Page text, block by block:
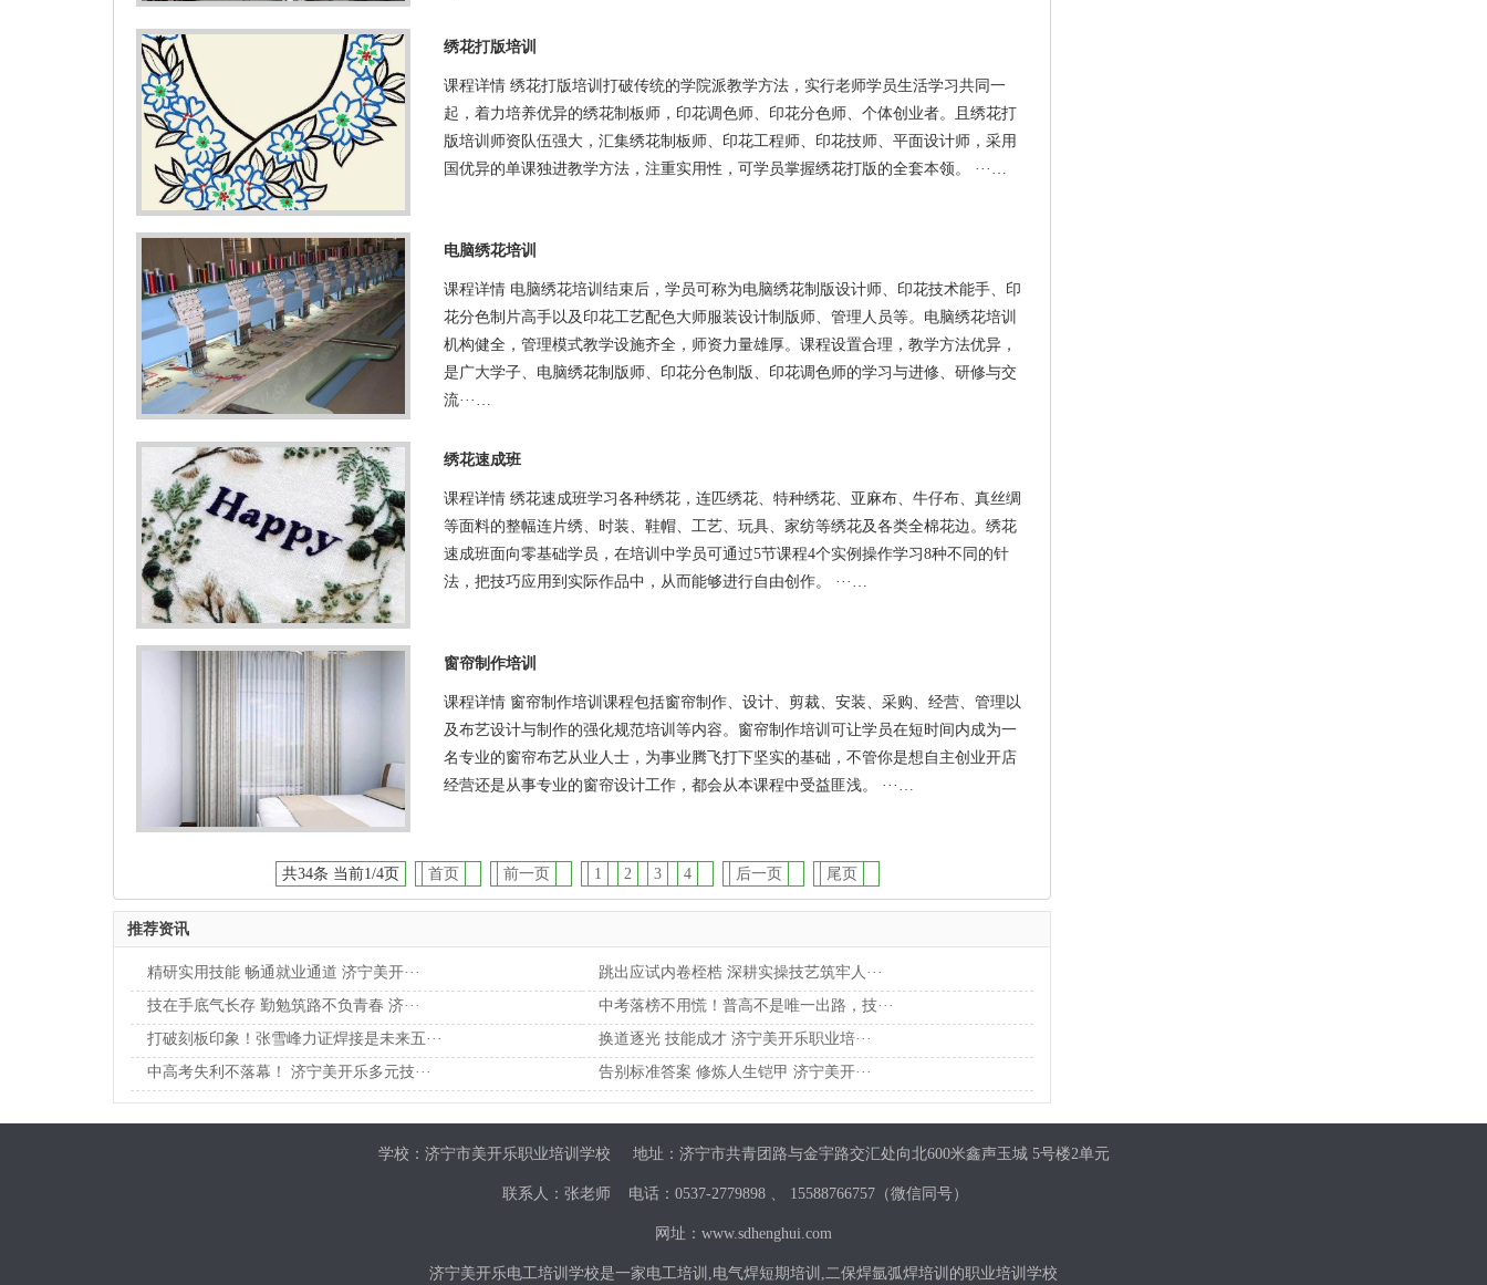
绣花打版培训
课程详情 绣花打版培训打破传统的学院派教学方法，实行老师学员生活学习共同一
起，着力培养优异的绣花制板师，印花调色师、印花分色师、个体创业者。且绣花打
版培训师资队伍强大，汇集绣花制板师、印花工程师、印花技师、平面设计师，采用
国优异的单课独进教学方法，注重实用性，可学员掌握绣花打版的全套本领。 ···…
电脑绣花培训
课程详情 电脑绣花培训结束后，学员可称为电脑绣花制版设计师、印花技术能手、印
花分色制片高手以及印花工艺配色大师服装设计制版师、管理人员等。电脑绣花培训
机构健全，管理模式教学设施齐全，师资力量雄厚。课程设置合理，教学方法优异，
是广大学子、电脑绣花制版师、印花分色制版、印花调色师的学习与进修、研修与交
流···…
绣花速成班
课程详情 绣花速成班学习各种绣花，连匹绣花、特种绣花、亚麻布、牛仔布、真丝绸
等面料的整幅连片绣、时装、鞋帽、工艺、玩具、家纺等绣花及各类全棉花边。绣花
速成班面向零基础学员，在培训中学员可通过5节课程4个实例操作学习8种不同的针
法，把技巧应用到实际作品中，从而能够进行自由创作。 ···…
窗帘制作培训
课程详情 窗帘制作培训课程包括窗帘制作、设计、剪裁、安装、采购、经营、管理以
及布艺设计与制作的强化规范培训等内容。窗帘制作培训可让学员在短时间内成为一
名专业的窗帘布艺从业人士，为事业腾飞打下坚实的基础，不管你是想自主创业开店
经营还是从事专业的窗帘设计工作，都会从本课程中受益匪浅。 ···…
共34条 当前1/4页 首页 前一页 1 2 3 4 后一页 尾页
推荐资讯
精研实用技能 畅通就业通道 济宁美开···
跳出应试内卷桎梏 深耕实操技艺筑牢人···
技在手底气长存 勤勉筑路不负青春 济···
中考落榜不用慌！普高不是唯一出路，技···
打破刻板印象！张雪峰力证焊接是未来五···
换道逐光 技能成才 济宁美开乐职业培···
中高考失利不落幕！ 济宁美开乐多元技···
告别标准答案 修炼人生铠甲 济宁美开···
学校：济宁市美开乐职业培训学校 地址：济宁市共青团路与金宇路交汇处向北600米鑫声玉城 5号楼2单元
联系人：张老师 电话：0537-2779898 、 15588766757（微信同号）
网址：www.sdhenghui.com
济宁美开乐电工培训学校是一家电工培训 电气焊短期培训 二保焊氩弧焊培训 的职业培训学校